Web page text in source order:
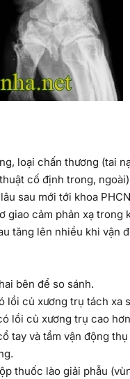
loại chấn thương (tai
cố định trong,
sau mới tới khoa
giao cảm phản xạ trong
tăng lên nhiều khi vận
bên để so sánh.
lồi củ xương trụ tách
lồi củ xương trụ cao
tay và tầm vận động
thuốc lào giải phẫu